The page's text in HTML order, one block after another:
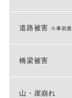
道路被害 ※事前通
橋梁被害
山・崖崩れ